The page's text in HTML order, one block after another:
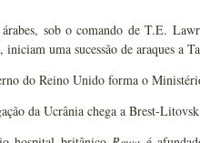
sob o comando de T.E.
uma sucessão de araques a
do Reino Unido forma o
da Ucrânia chega a Brest-